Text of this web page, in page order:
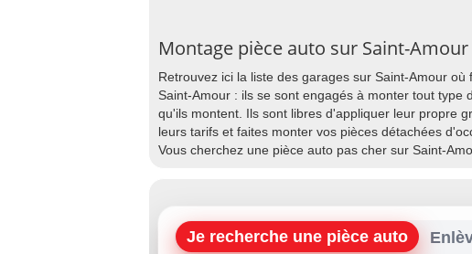
Montage pièce auto sur Saint-Amour
Retrouvez ici la liste des garages sur Saint-Amour
Saint-Amour : ils se sont engagés à monter tout
qu'ils montent. Ils sont libres d'appliquer leur propre
leurs tarifs et faites monter vos pièces détachées
Vous cherchez une pièce auto pas cher sur Saint-
Je recherche une pièce auto